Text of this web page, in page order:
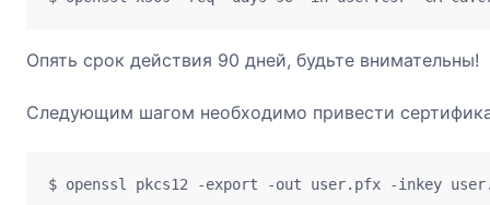
Опять срок действия 90 дней, будьте внимательны!
Следующим шагом необходимо привести
$ openssl pkcs12 -export -out user.pfx -inkey